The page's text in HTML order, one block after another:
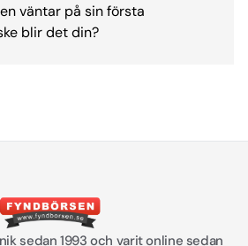
väntar på sin första
blir det din?
sedan 1993 och varit online sedan